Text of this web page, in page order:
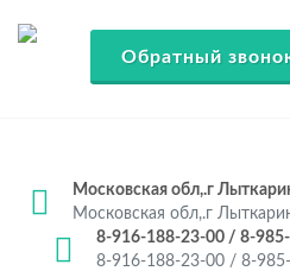
Обратный
Московская обл,.г
Московская обл,.г
8-916-188-23-00 / 8-
8-916-188-23-00 / 8-